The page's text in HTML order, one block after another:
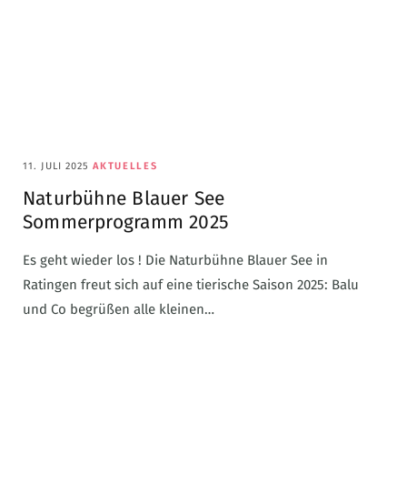
11. JULI 2025 AKTUELLES
Naturbühne Blauer See
Sommerprogramm 2025
Es geht wieder los ! Die Naturbühne Blauer See in
Ratingen freut sich auf eine tierische Saison 2025: Balu
und Co begrüßen alle kleinen…